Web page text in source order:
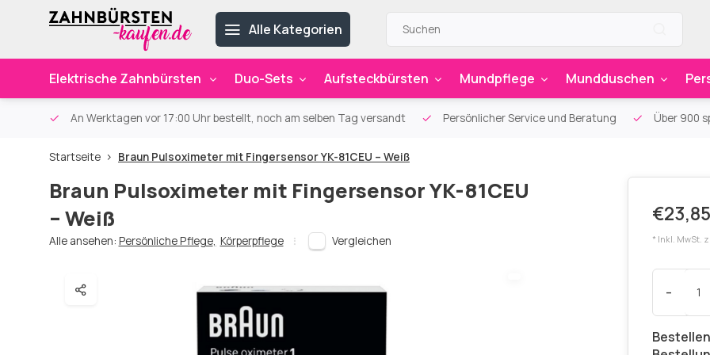
Alle Kategorien
Elektrische Zahnbürsten Duo-Sets Aufsteckbürsten Mundpflege Mundduschen
An Werktagen vor 17:00 Uhr bestellt, noch am selben Tag versandt Persönlicher Service und Beratung Über 900
Startseite Braun Pulsoximeter mit Fingersensor YK-81CEU – Weiß
Braun Pulsoximeter mit Fingersensor YK-81CEU
– Weiß
Alle ansehen: Persönliche Pflege, Körperpflege Vergleichen * Inkl. MwSt.
-